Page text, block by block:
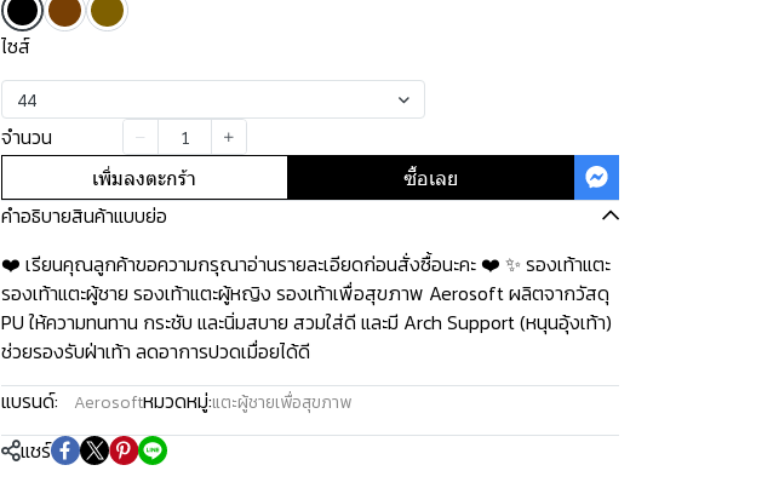
ไซส์
44
จำนวน
เพิ่มลงตะกร้า ซื้อเลย
คำอธิบายสินค้าแบบย่อ
❤️ เรียนคุณลูกค้าขอความกรุณาอ่านรายละเอียดก่อนสั่งซื้อนะคะ️️ ️❤️ ✨ รองเท้าแตะ
รองเท้าแตะผู้ชาย รองเท้าแตะผู้หญิง รองเท้าเพื่อสุขภาพ Aerosoft ผลิตจากวัสดุ
PU ให้ความทนทาน กระชับ และนิ่มสบาย สวมใส่ดี และมี Arch Support (หนุนอุ้งเท้า)
ช่วยรองรับฝ่าเท้า ลดอาการปวดเมื่อยได้ดี
แบรนด์:
Aerosoftหมวดหมู่:แตะผู้ชายเพื่อสุขภาพ
แชร์